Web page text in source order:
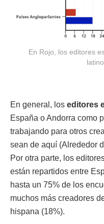
En Rojo, los editores
En general, los editores
España o Andorra como
trabajando para otros
sean de aquí (Alrededor
Por otra parte, los
están repartidos entre
hasta un 75% de los
muchos más creadores
hispana (18%).